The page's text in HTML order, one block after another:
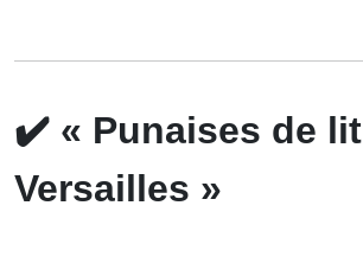
✔️ « Punaises de lit
Versailles »